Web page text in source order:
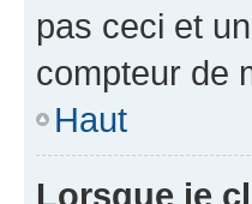
pas ceci et
compteur de
Haut
Lorsque je